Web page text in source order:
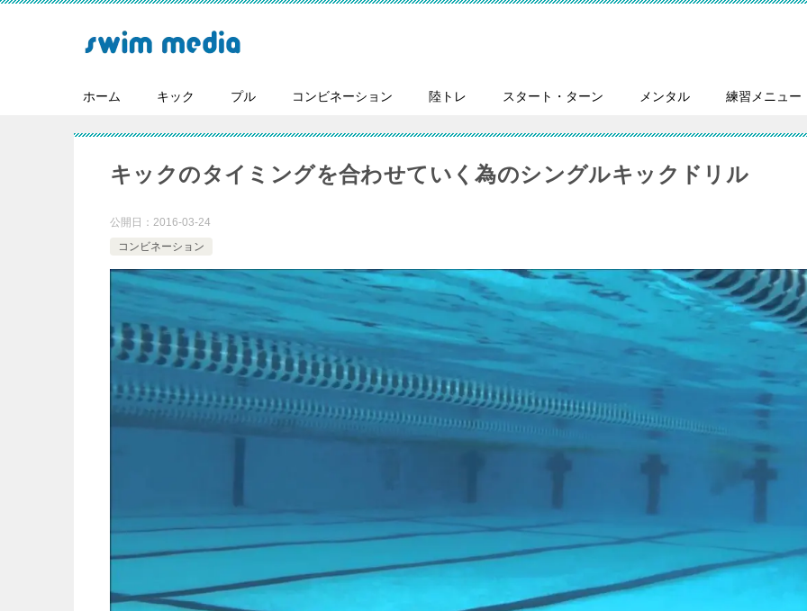
ホーム キック プル コンビネーション 陸トレ スタート・ターン メンタル 練習メニュー
キックのタイミングを合わせていく為のシングルキックドリル
公開日： 2016-03-24
コンビネーション